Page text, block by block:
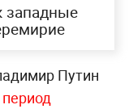
западные
Путин